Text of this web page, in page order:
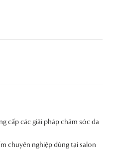
cấp các giải pháp chăm sóc da
chuyên nghiệp dùng tại salon